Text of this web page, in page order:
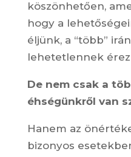
köszönhetően,
hogy a
éljünk, a “több”
lehetetlennek
De nem csak a
éhségünkről van
Hanem az
bizonyos